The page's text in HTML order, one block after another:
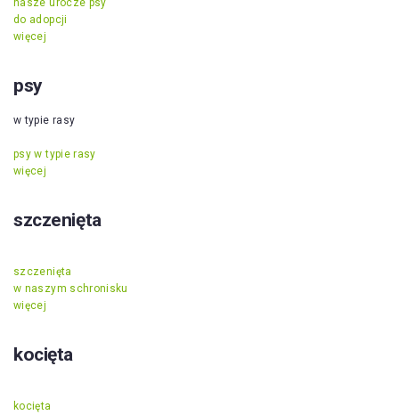
nasze urocze psy
do adopcji
więcej
psy
w typie rasy
psy w typie rasy
więcej
szczenięta
szczenięta
w naszym schronisku
więcej
kocięta
kocięta